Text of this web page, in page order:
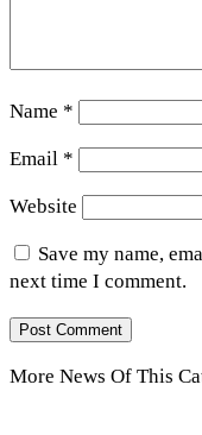
Name *
Email *
Website
Save my name,
next time I comment.
More News Of This